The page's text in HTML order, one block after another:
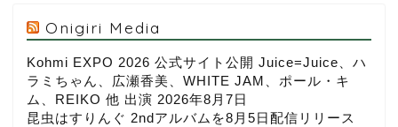
Onigiri Media
Kohmi EXPO 2026 公式サイト公開 Juice=Juice、ハ
ラミちゃん、広瀬香美、WHITE JAM、ポール・キ
ム、REIKO 他 出演 2026年8月7日
昆虫はすりんぐ 2ndアルバムを8月5日配信リリース